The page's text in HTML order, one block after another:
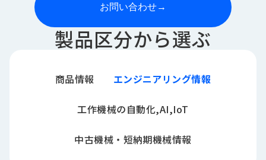
お問い合わせ→
製品区分から選ぶ
商品情報 エンジニアリング情報
工作機械の自動化,AI,IoT
中古機械・短納期機械情報